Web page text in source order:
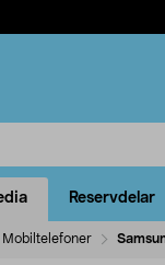
Reservdelar
Mobiltelefoner